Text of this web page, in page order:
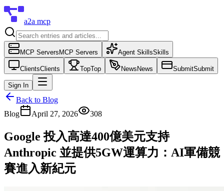
a2a mcp
MCP Servers MCP Servers Agent SkillsSkills
ClientsClients TopTop News News SubmitSubmit
Sign In
Back to Blog
Blog
April 27, 2026 308
Google 投入高達400億美元支持
Anthropic 並提供5GW運算力：AI軍備競
賽進入新紀元